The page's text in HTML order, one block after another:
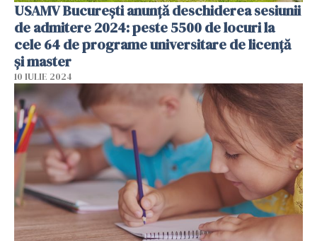
USAMV București anunță deschiderea sesiunii
de admitere 2024: peste 5500 de locuri la
cele 64 de programe universitare de licență
și master
10 IULIE 2024